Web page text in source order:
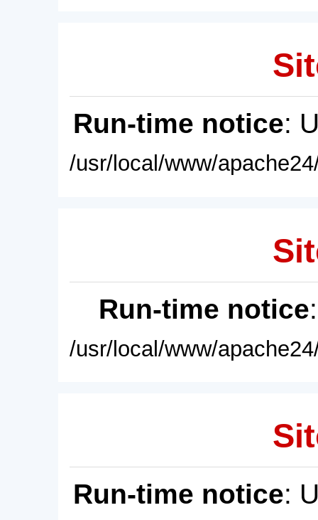
Run-time notice:
/usr/local/www/
Run-time notice
/usr/local/www/
Run-time notice: